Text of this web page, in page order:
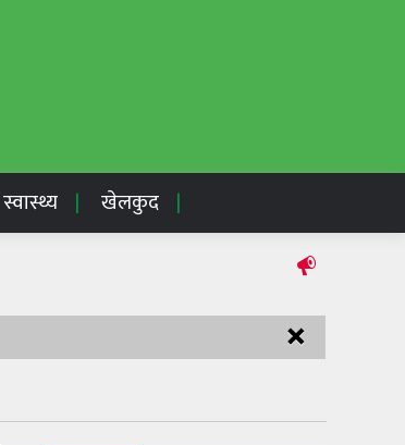
स्वास्थ्य
खेलकुद
×